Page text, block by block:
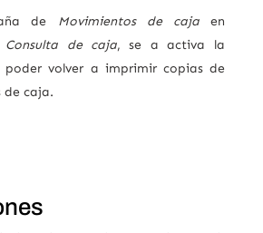
de Movimientos de cajaen
Consulta de caja, se a activa la
poder volver a imprimir copias de
de caja.